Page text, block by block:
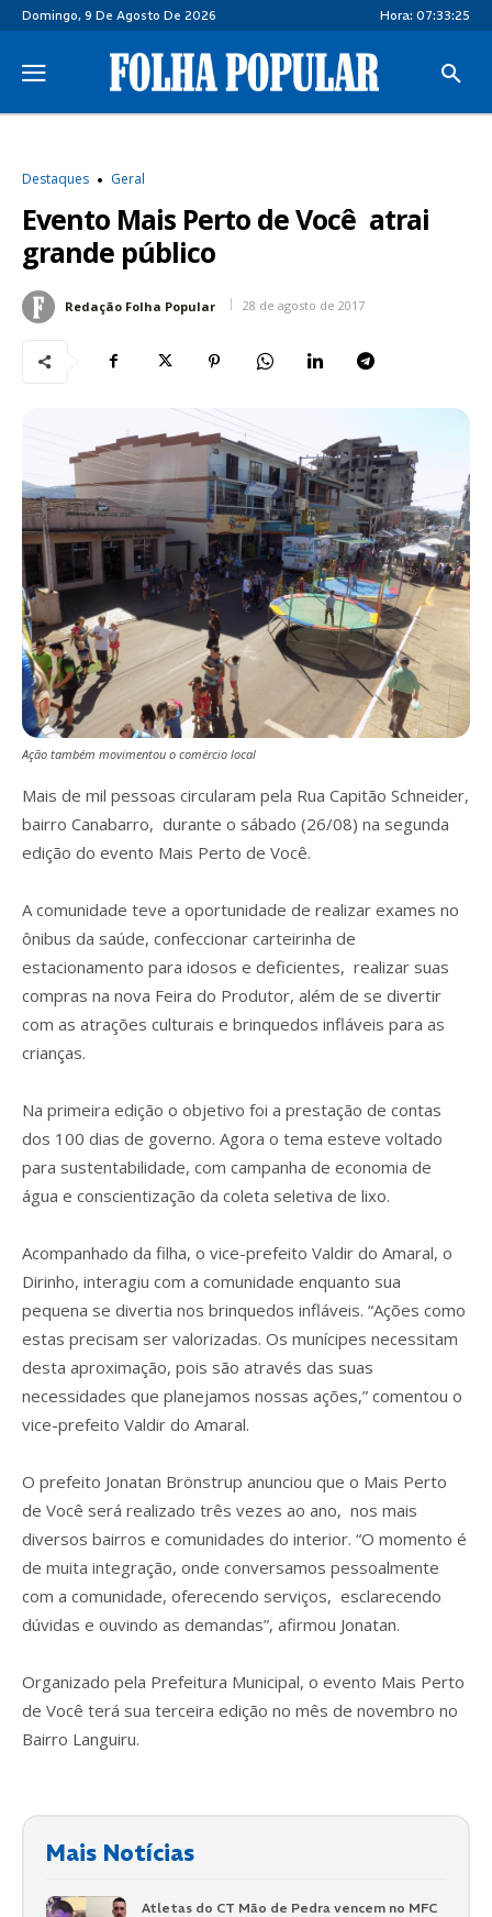
Domingo, 9 De Agosto De 2026 Hora:07:33:26
Destaques Geral
Evento Mais Perto de Você atrai
grande público
Redação Folha Popular 28 de agosto de 2017
Ação também movimentou o comércio local
Mais de mil pessoas circularam pela Rua Capitão Schneider,
bairro Canabarro, durante o sábado (26/08) na segunda
edição do evento Mais Perto de Você.
A comunidade teve a oportunidade de realizar exames no
ônibus da saúde, confeccionar carteirinha de
estacionamento para idosos e deficientes, realizar suas
compras na nova Feira do Produtor, além de se divertir
com as atrações culturais e brinquedos infláveis para as
crianças.
Na primeira edição o objetivo foi a prestação de contas
dos 100 dias de governo. Agora o tema esteve voltado
para sustentabilidade, com campanha de economia de
água e conscientização da coleta seletiva de lixo.
Acompanhado da filha, o vice-prefeito Valdir do Amaral, o
Dirinho, interagiu com a comunidade enquanto sua
pequena se divertia nos brinquedos infláveis. “Ações como
estas precisam ser valorizadas. Os munícipes necessitam
desta aproximação, pois são através das suas
necessidades que planejamos nossas ações,” comentou o
vice-prefeito Valdir do Amaral.
O prefeito Jonatan Brönstrup anunciou que o Mais Perto
de Você será realizado três vezes ao ano, nos mais
diversos bairros e comunidades do interior. “O momento é
de muita integração, onde conversamos pessoalmente
com a comunidade, oferecendo serviços, esclarecendo
dúvidas e ouvindo as demandas”, afirmou Jonatan.
Organizado pela Prefeitura Municipal, o evento Mais Perto
de Você terá sua terceira edição no mês de novembro no
Bairro Languiru.
Mais Notícias
Atletas do CT Mão de Pedra vencem no MFC